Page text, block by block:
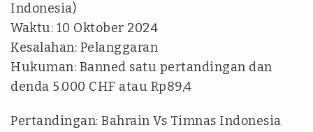
Indonesia)
Waktu: 10 Oktober 2024
Kesalahan: Pelanggaran
Hukuman: Banned satu pertandingan dan
denda 5.000 CHF atau Rp89,4
Pertandingan: Bahrain Vs Timnas Indonesia